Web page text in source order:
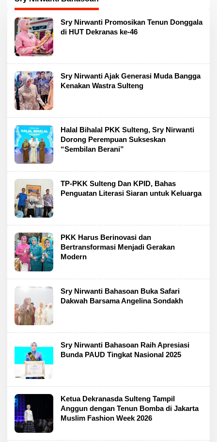
Sry Nirwanti Promosikan Tenun Donggala
di HUT Dekranas ke-46
Sry Nirwanti Ajak Generasi Muda Bangga
Kenakan Wastra Sulteng
Halal Bihalal PKK Sulteng, Sry Nirwanti
Dorong Perempuan Sukseskan
“Sembilan Berani”
TP-PKK Sulteng Dan KPID, Bahas
Penguatan Literasi Siaran untuk Keluarga
PKK Harus Berinovasi dan
Bertransformasi Menjadi Gerakan
Modern
Sry Nirwanti Bahasoan Buka Safari
Dakwah Barsama Angelina Sondakh
Sry Nirwanti Bahasoan Raih Apresiasi
Bunda PAUD Tingkat Nasional 2025
Ketua Dekranasda Sulteng Tampil
Anggun dengan Tenun Bomba di Jakarta
Muslim Fashion Week 2026